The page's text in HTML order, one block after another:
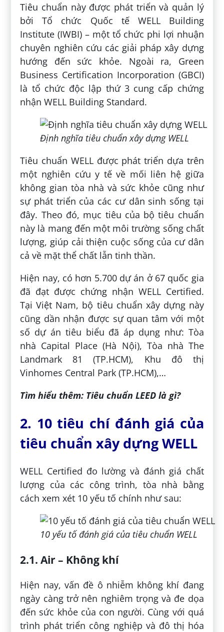
Tiêu chuẩn này được phát triển và quản lý
bởi Tổ chức Quốc tế WELL Building
Institute (IWBI) – một tổ chức phi lợi nhuận
chuyên nghiên cứu các giải pháp xây dựng
hướng đến sức khỏe. Ngoài ra, Green
Business Certification Incorporation (GBCI)
là tổ chức độc lập thứ 3 cung cấp chứng
nhận WELL Building Standard.
Định nghĩa tiêu chuẩn xây dựng WELL
Tiêu chuẩn WELL được phát triển dựa trên
một nghiên cứu y tế về mối liên hệ giữa
không gian tòa nhà và sức khỏe cũng như
sự phát triển của các cư dân sinh sống tại
đây. Theo đó, mục tiêu của bộ tiêu chuẩn
này là mang đến một môi trường sống chất
lượng, giúp cải thiện cuộc sống của cư dân
cả về mặt thể chất lẫn tinh thần.
Hiện nay, có hơn 5.700 dự án ở 67 quốc gia
đã đạt được chứng nhận WELL Certified.
Tại Việt Nam, bộ tiêu chuẩn xây dựng này
cũng dần nhận được sự quan tâm với một
số dự án tiêu biểu đã áp dụng như: Tòa
nhà Capital Place (Hà Nội), Tòa nhà The
Landmark 81 (TP.HCM), Khu đô thị
Vinhomes Central Park (TP.HCM),…
Tìm hiểu thêm: Tiêu chuẩn LEED là gì?
2. 10 tiêu chí đánh giá của
tiêu chuẩn xây dựng WELL
WELL Certified đo lường và đánh giá chất
lượng của các công trình, tòa nhà bằng
cách xem xét 10 yếu tố chính như sau:
10 yếu tố đánh giá của tiêu chuẩn WELL
2.1. Air – Không khí
Hiện nay, vấn đề ô nhiễm không khí đang
ngày càng trở nên nghiêm trọng và đe dọa
đến sức khỏe của con người. Cùng với quá
trình phát triển công nghiệp và đô thị hóa